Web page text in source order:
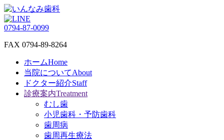
0794-87-0099
FAX 0794-89-8264
ホームHome
当院についてAbout
ドクター紹介Staff
診療案内Treatment
むし歯
小児歯科・予防歯科
歯周病
歯周再生療法